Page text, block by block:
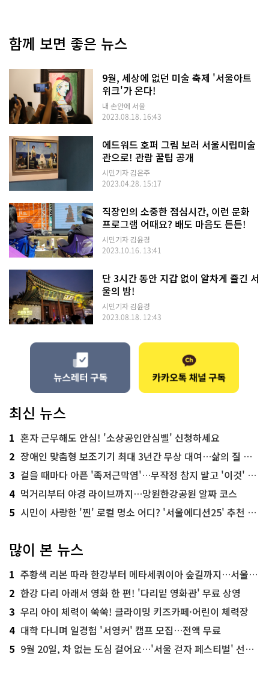
함께 보면 좋은 뉴스
9월, 세상에 없던 미술 축제 '서울아트
위크'가 온다!
내 손안에 서울
2023.08.18. 16:43
에드워드 호퍼 그림 보러 서울시립미술
관으로! 관람 꿀팁 공개
시민기자 김은주
2023.04.28. 15:17
직장인의 소중한 점심시간, 이런 문화
프로그램 어때요? 배도 마음도 든든!
시민기자 김윤경
2023.10.16. 13:41
단 3시간 동안 지갑 없이 알차게 즐긴 서
울의 밤!
시민기자 김윤경
2023.08.18. 12:43
최신 뉴스
1 혼자 근무해도 안심! '소상공인안심벨' 신청하세요
2 장애인 맞춤형 보조기기 최대 3년간 무상 대여…삶의 질 높인다
3 걸을 때마다 아픈 '족저근막염'…무작정 참지 말고 '이것' 해보세요!
4 먹거리부터 야경 라이브까지…망원한강공원 알짜 코스
5 시민이 사랑한 '찐' 로컬 명소 어디? '서울에디션25' 추천 코스
많이 본 뉴스
1 주황색 리본 따라 한강부터 메타세쿼이아 숲길까지…서울둘레길 15코스
2 한강 다리 아래서 영화 한 편! '다리밑 영화관' 무료 상영
3 우리 아이 체력이 쑥쑥! 클라이밍 키즈카페·어린이 체력장
4 대학 다니며 일경험 '서영커' 캠프 모집…전액 무료
5 9월 20일, 차 없는 도심 걸어요…'서울 걷자 페스티벌' 선착순 5천명